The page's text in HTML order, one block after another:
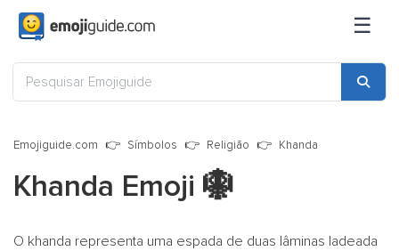
☰
Emojiguide.com Símbolos Religião Khanda
Khanda Emoji 🪯
O khanda representa uma espada de duas lâminas ladeada